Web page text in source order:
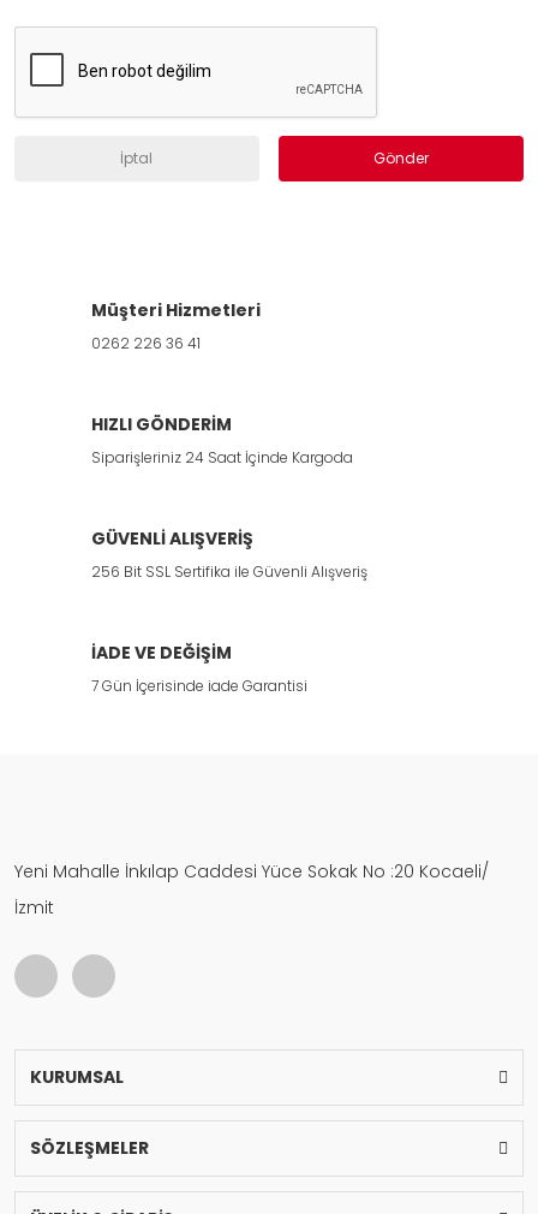
İptal Gönder
Müşteri Hizmetleri
0262 226 36 41
HIZLI GÖNDERİM
Siparişleriniz 24 Saat İçinde Kargoda
GÜVENLİ ALIŞVERİŞ
256 Bit SSL Sertifika ile Güvenli Alışveriş
İADE VE DEĞİŞİM
7 Gün İçerisinde iade Garantisi
Yeni Mahalle İnkılap Caddesi Yüce Sokak No :20 Kocaeli/
İzmit
KURUMSAL
SÖZLEŞMELER